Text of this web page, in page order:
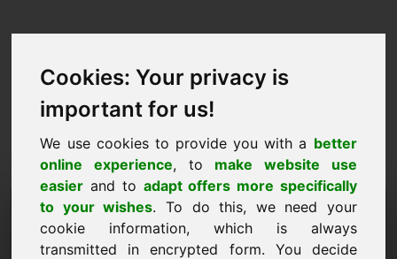
Cookies: Your privacy is
important for us!
We use cookies to provide you with a better
online experience, to make website use
easier and to adapt offers more specifically
to your wishes. To do this, we need your
cookie information, which is always
transmitted in encrypted form. You decide
Αίτημα αγοράς domain:
cervantes.eu